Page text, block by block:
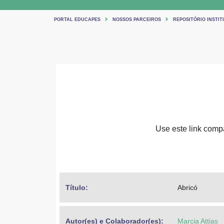
PORTAL EDUCAPES NOSSOS PARCEIROS REPOSITÓRIO
Use este link
Título: Abricó
Autor(es) e Colaborador(es): Marcia Attias